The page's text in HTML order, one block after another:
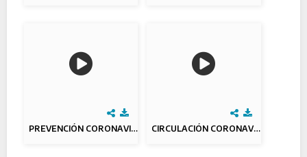
PREVENCIÓN CORONAVIRUS (COVID-19) CIRCULACIÓN CORONAVIRUS (COVID-19)